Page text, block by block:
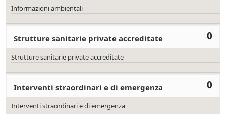
Informazioni ambientali
0
Strutture sanitarie private accreditate
Strutture sanitarie private accreditate
0
Interventi straordinari e di emergenza
Interventi straordinari e di emergenza